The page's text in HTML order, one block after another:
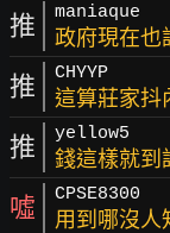
推 maniaque
政府現在也
推 CHYYP
這算莊家抖
推 yellow5
錢這樣就到
噓 CPSE8300
用到哪沒人